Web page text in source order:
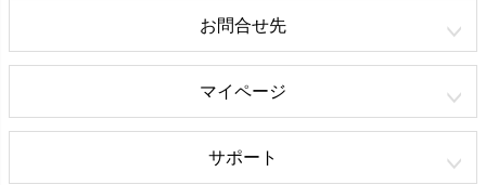
お問合せ先
マイページ
サポート